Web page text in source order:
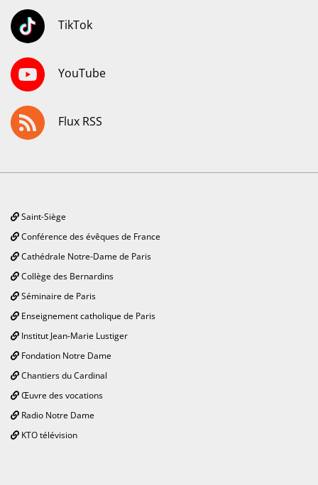
TikTok
YouTube
Flux RSS
Saint-Siège
Conférence des évêques de France
Cathédrale Notre-Dame de Paris
Collège des Bernardins
Séminaire de Paris
Enseignement catholique de Paris
Institut Jean-Marie Lustiger
Fondation Notre Dame
Chantiers du Cardinal
Œuvre des vocations
Radio Notre Dame
KTO télévision